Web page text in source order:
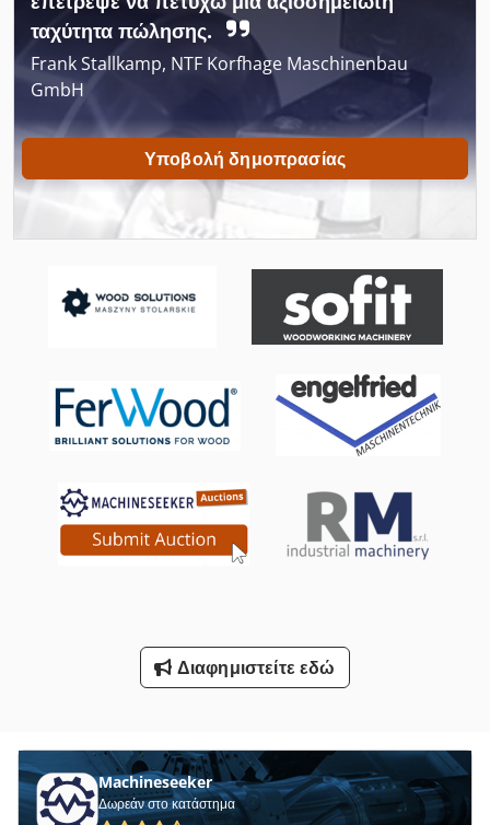
Αρχίζει Με Στοίβα
Βρείτε
Εξετάστε Μεταφορών
Ετικέτες
Ιμάντες Μεταφοράς
Κατασκευών Και Κατεδαφίσεων
Κατηγορίες
Μεταφορές
Μεταφορές Εξαεριστήρα
Οδηγηση
Ομάδες Καθισμάτων
ταχύτητα πώλησης.
Frank Stallkamp, NTF Korfhage Maschinenbau
GmbH
Υποβολή δημοπρασίας
Διαφημιστείτε εδώ
Machineseeker
Δωρεάν στο κατάστημα